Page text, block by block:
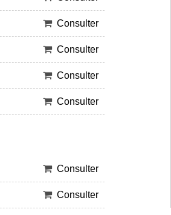
Consulter
Consulter
Consulter
Consulter
Consulter
Consulter